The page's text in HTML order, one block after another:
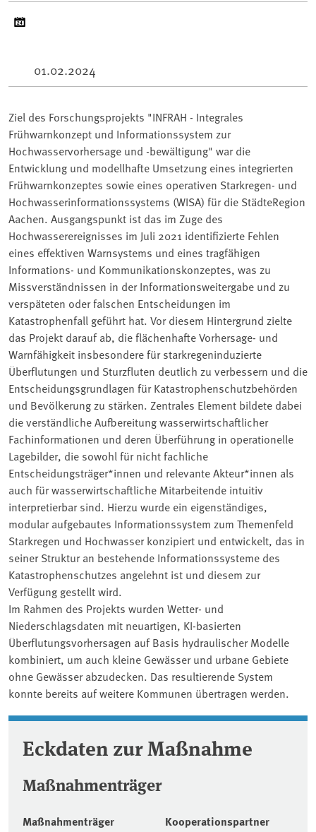
01.02.2024
Ziel des Forschungsprojekts "INFRAH - Integrales
Frühwarnkonzept und Informationssystem zur
Hochwasservorhersage und -bewältigung" war die
Entwicklung und modellhafte Umsetzung eines integrierten
Frühwarnkonzeptes sowie eines operativen Starkregen- und
Hochwasserinformationssystems (WISA) für die StädteRegion
Aachen. Ausgangspunkt ist das im Zuge des
Hochwasserereignisses im Juli 2021 identifizierte Fehlen
eines effektiven Warnsystems und eines tragfähigen
Informations- und Kommunikationskonzeptes, was zu
Missverständnissen in der Informationsweitergabe und zu
verspäteten oder falschen Entscheidungen im
Katastrophenfall geführt hat. Vor diesem Hintergrund zielte
das Projekt darauf ab, die flächenhafte Vorhersage- und
Warnfähigkeit insbesondere für starkregeninduzierte
Überflutungen und Sturzfluten deutlich zu verbessern und die
Entscheidungsgrundlagen für Katastrophenschutzbehörden
und Bevölkerung zu stärken. Zentrales Element bildete dabei
die verständliche Aufbereitung wasserwirtschaftlicher
Fachinformationen und deren Überführung in operationelle
Lagebilder, die sowohl für nicht fachliche
Entscheidungsträger*innen und relevante Akteur*innen als
auch für wasserwirtschaftliche Mitarbeitende intuitiv
interpretierbar sind. Hierzu wurde ein eigenständiges,
modular aufgebautes Informationssystem zum Themenfeld
Starkregen und Hochwasser konzipiert und entwickelt, das in
seiner Struktur an bestehende Informationssysteme des
Katastrophenschutzes angelehnt ist und diesem zur
Verfügung gestellt wird.
Im Rahmen des Projekts wurden Wetter- und
Niederschlagsdaten mit neuartigen, KI-basierten
Überflutungsvorhersagen auf Basis hydraulischer Modelle
kombiniert, um auch kleine Gewässer und urbane Gebiete
ohne Gewässer abzudecken. Das resultierende System
konnte bereits auf weitere Kommunen übertragen werden.
Eckdaten zur Maßnahme
Maßnahmenträger
Maßnahmenträger Kooperationspartner